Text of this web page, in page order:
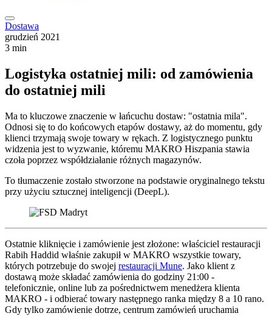
Dostawa
grudzień 2021
3 min
Logistyka ostatniej mili: od zamówienia
do ostatniej mili
Ma to kluczowe znaczenie w łańcuchu dostaw: "ostatnia mila".
Odnosi się to do końcowych etapów dostawy, aż do momentu, gdy
klienci trzymają swoje towary w rękach. Z logistycznego punktu
widzenia jest to wyzwanie, któremu MAKRO Hiszpania stawia
czoła poprzez współdziałanie różnych magazynów.
To tłumaczenie zostało stworzone na podstawie oryginalnego tekstu
przy użyciu sztucznej inteligencji (DeepL).
Ostatnie kliknięcie i zamówienie jest złożone: właściciel restauracji
Rabih Haddid właśnie zakupił w MAKRO wszystkie towary,
których potrzebuje do swojej restauracji Mune. Jako klient z
dostawą może składać zamówienia do godziny 21:00 -
telefonicznie, online lub za pośrednictwem menedżera klienta
MAKRO - i odbierać towary następnego ranka między 8 a 10 rano.
Gdy tylko zamówienie dotrze, centrum zamówień uruchamia